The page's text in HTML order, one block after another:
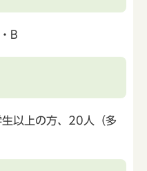
B
以上の方、20人（多